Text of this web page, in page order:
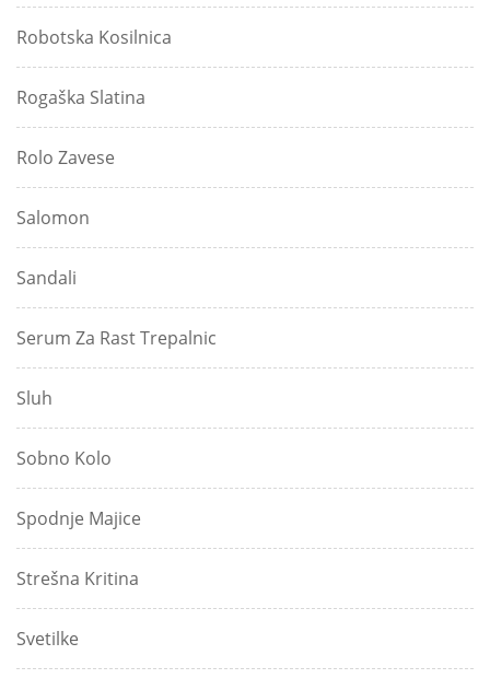
Robotska Kosilnica
Rogaška Slatina
Rolo Zavese
Salomon
Sandali
Serum Za Rast Trepalnic
Sluh
Sobno Kolo
Spodnje Majice
Strešna Kritina
Svetilke